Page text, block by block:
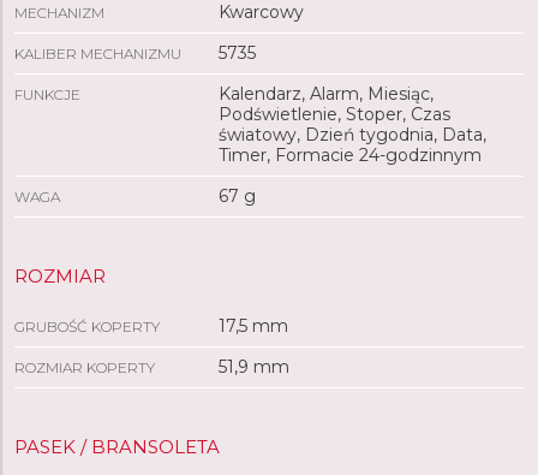
MECHANIZM Kwarcowy
KALIBER MECHANIZMU 5735
FUNKCJE
Kalendarz, Alarm, Miesiąc,
Podświetlenie, Stoper, Czas
światowy, Dzień tygodnia, Data,
Timer, Formacie 24-godzinnym
WAGA 67 g
ROZMIAR
GRUBOŚĆ KOPERTY 17,5 mm
ROZMIAR KOPERTY 51,9 mm
PASEK / BRANSOLETA